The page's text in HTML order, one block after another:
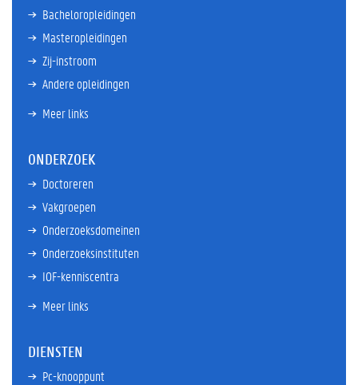
Bacheloropleidingen
Masteropleidingen
Zij-instroom
Andere opleidingen
Meer links
ONDERZOEK
Doctoreren
Vakgroepen
Onderzoeksdomeinen
Onderzoeksinstituten
IOF-kenniscentra
Meer links
DIENSTEN
Pc-knooppunt